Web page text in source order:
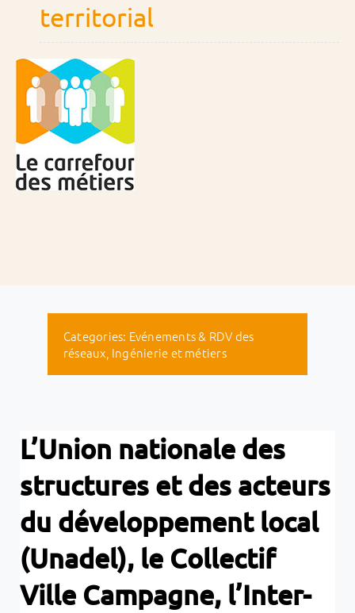
territorial
Categories: Evénements & RDV des
réseaux Ingénierie et métiers
L’Union nationale des
structures et des acteurs
du développement local
(Unadel), le Collectif
Ville Campagne, l’Inter-